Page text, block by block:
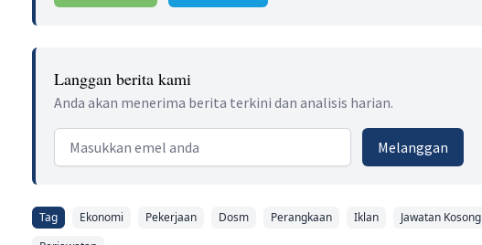
Langgan berita kami
Anda akan menerima berita terkini dan analisis harian.
Email address Melanggan
Tag Ekonomi Pekerjaan Dosm Perangkaan Iklan
Jawatan Kosong